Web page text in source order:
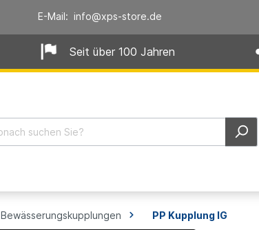
E-Mail: info@xps-store.de
Seit über 100 Jahren
Bewässerungskupplungen PP Kupplung IG